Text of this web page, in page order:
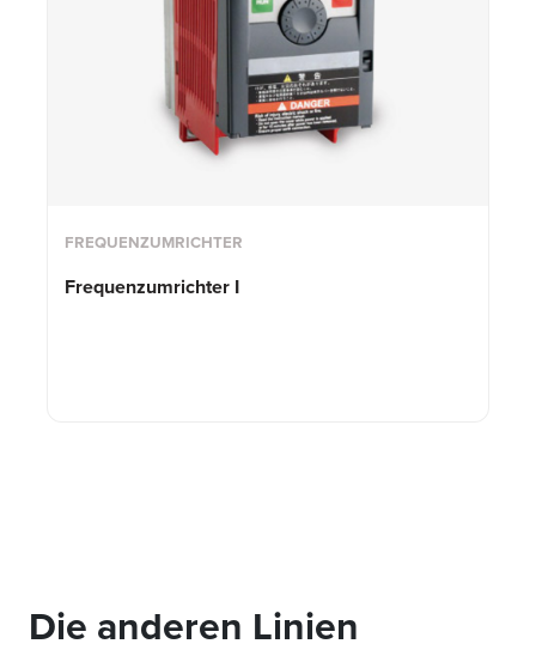
FREQUENZUMRICHTER
Frequenzumrichter I
Die anderen Linien